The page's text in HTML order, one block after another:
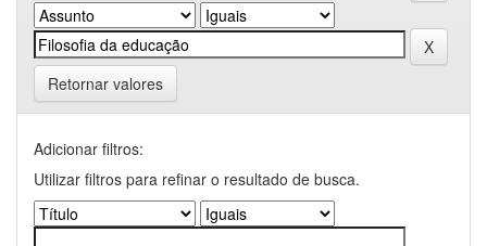
Retornar valores
Adicionar filtros:
Utilizar filtros para refinar o resultado de busca.